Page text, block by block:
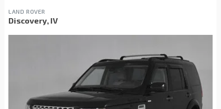
LAND ROVER
Discovery, IV